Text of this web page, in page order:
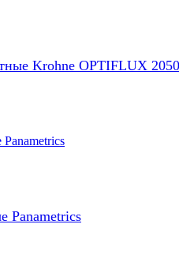
Krohne OPTIFLUX 2050
Panametrics